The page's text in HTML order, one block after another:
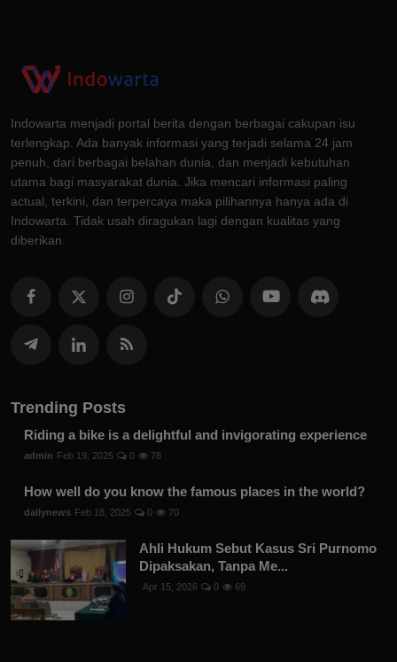
Indowarta menjadi portal berita dengan berbagai cakupan isu
terlengkap. Ada banyak informasi yang terjadi selama 24 jam
penuh, dari berbagai belahan dunia, dan menjadi kebutuhan
utama bagi masyarakat dunia. Jika mencari informasi paling
actual, terkini, dan terpercaya maka pilihannya hanya ada di
Indowarta. Tidak usah diragukan lagi dengan kualitas yang
diberikan.
Trending Posts
Riding a bike is a delightful and invigorating experience
admin Feb 19, 2025 0 78
How well do you know the famous places in the world?
dailynews Feb 18, 2025 0 70
Ahli Hukum Sebut Kasus Sri Purnomo
Dipaksakan, Tanpa Me...
Apr 15, 2026 0 69